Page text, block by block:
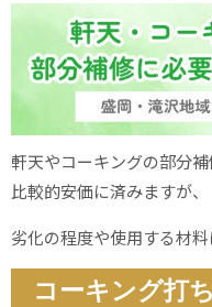
軒天やコーキングの部分
比較的安価に済みますが、
劣化の程度や使用する材料
コーキング打